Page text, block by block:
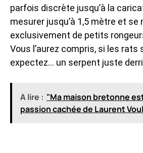
parfois discrète jusqu’à la
mesurer jusqu’à 1,5 mètre et se
exclusivement de petits
Vous l’aurez compris, si les rats
expectez… un serpent juste
A lire : "Ma maison bretonne
passion cachée de Laurent